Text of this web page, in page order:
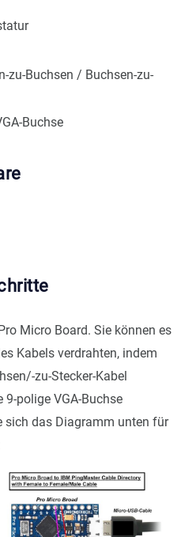
zu-Buchsen / Buchsen-zu-
Buchse
Micro Board. Sie können es
Kabels verdrahten, indem
zu-Stecker-Kabel
9-polige VGA-Buchse
sich das Diagramm unten für